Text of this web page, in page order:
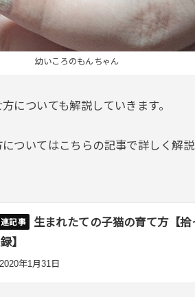
幼いころのもんちゃん
についても解説していきます。
ついてはこちらの記事で詳しく解説
生まれたての子猫の育て方【
】
2020年1月31日